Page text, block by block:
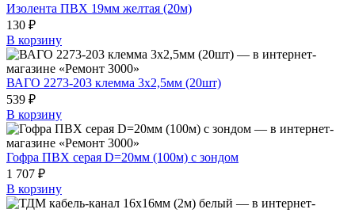
Изолента ПВХ 19мм желтая (20м)
130 ₽
В корзину
ВАГО 2273-203 клемма 3х2,5мм (20шт)
539 ₽
В корзину
Гофра ПВХ серая D=20мм (100м) с зондом
1 707 ₽
В корзину